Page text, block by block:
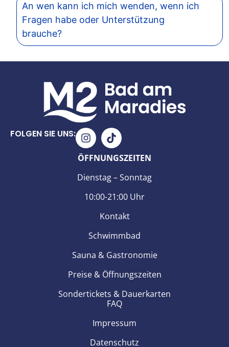
An wen kann ich mich wenden, wenn ich
Fragen habe oder Unterstützung
brauche?
FOLGEN SIE UNS:
ÖFFNUNGSZEITEN
Dienstag – Sonntag
10:00-21:00 Uhr
Kontakt
Schwimmbad
Sauna & Gastronomie
Preise & Öffnungszeiten
Sondertickets & Dauerkarten
FAQ
Impressum
Datenschutz